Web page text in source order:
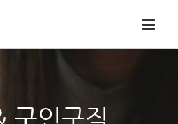
구인구직